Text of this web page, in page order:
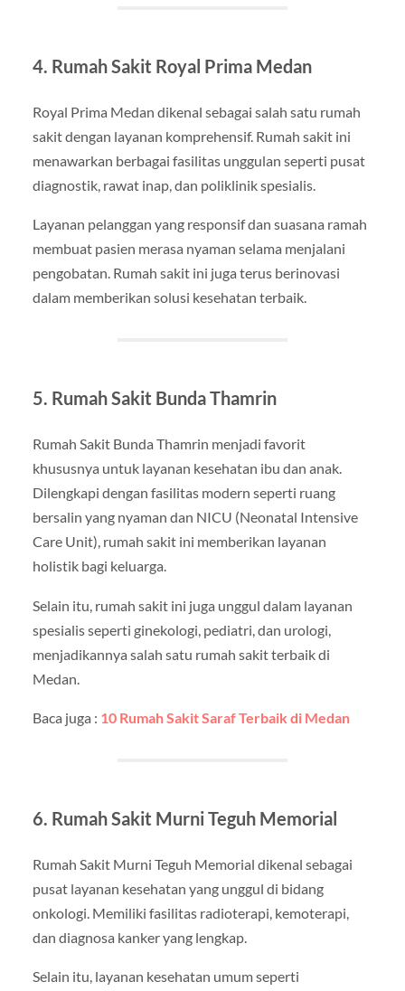
4. Rumah Sakit Royal Prima Medan
Royal Prima Medan dikenal sebagai salah satu rumah
sakit dengan layanan komprehensif. Rumah sakit ini
menawarkan berbagai fasilitas unggulan seperti pusat
diagnostik, rawat inap, dan poliklinik spesialis.
Layanan pelanggan yang responsif dan suasana ramah
membuat pasien merasa nyaman selama menjalani
pengobatan. Rumah sakit ini juga terus berinovasi
dalam memberikan solusi kesehatan terbaik.
5. Rumah Sakit Bunda Thamrin
Rumah Sakit Bunda Thamrin menjadi favorit
khususnya untuk layanan kesehatan ibu dan anak.
Dilengkapi dengan fasilitas modern seperti ruang
bersalin yang nyaman dan NICU (Neonatal Intensive
Care Unit), rumah sakit ini memberikan layanan
holistik bagi keluarga.
Selain itu, rumah sakit ini juga unggul dalam layanan
spesialis seperti ginekologi, pediatri, dan urologi,
menjadikannya salah satu rumah sakit terbaik di
Medan.
Baca juga : 10 Rumah Sakit Saraf Terbaik di Medan
6. Rumah Sakit Murni Teguh Memorial
Rumah Sakit Murni Teguh Memorial dikenal sebagai
pusat layanan kesehatan yang unggul di bidang
onkologi. Memiliki fasilitas radioterapi, kemoterapi,
dan diagnosa kanker yang lengkap.
Selain itu, layanan kesehatan umum seperti